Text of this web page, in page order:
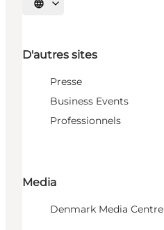
Choisissez la langue
D'autres sites
Presse
Business Events
Professionnels
Media
Denmark Media Centre